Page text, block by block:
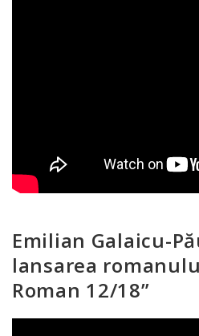
Emilian Galaicu-
lansarea
Roman 12/18”